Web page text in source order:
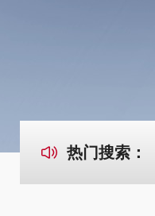
热门搜索：